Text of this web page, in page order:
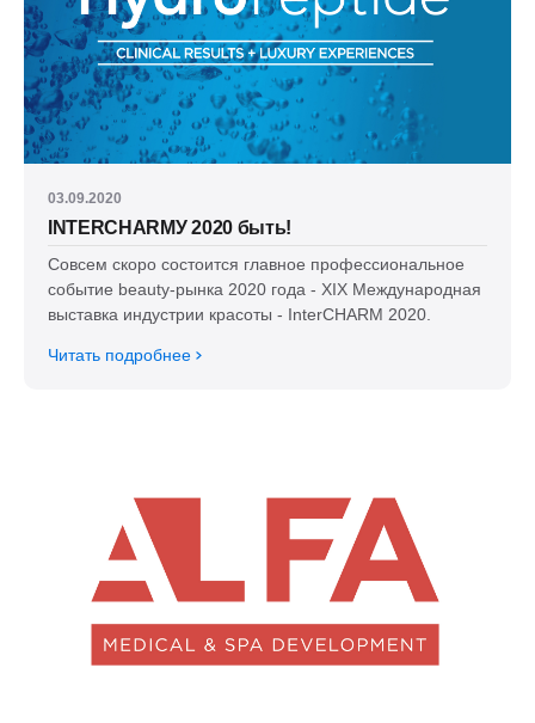
03.09.2020
INTERCHARMУ 2020 быть!
Совсем скоро состоится главное профессиональное
событие beauty-рынка 2020 года - XIX Международная
выставка индустрии красоты - InterCHARM 2020.
Читать подробнее